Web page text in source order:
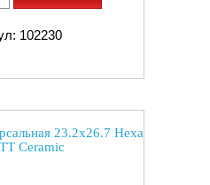
102230
23.2x26.7 Hexa
Ceramic